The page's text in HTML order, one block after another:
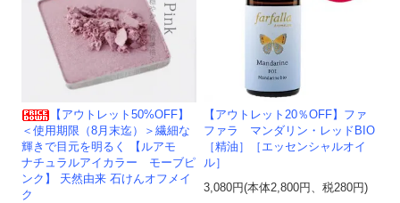
【アウトレット50%OFF】
＜使用期限（8月末迄）＞繊細な
輝きで目元を明るく 【ルアモ
ナチュラルアイカラー モーブピ
ンク】 天然由来 石けんオフメイ
ク
【アウトレット20％OFF】ファ
ファラ マンダリン・レッドBIO
［精油］［エッセンシャルオイ
ル］
3,080円(本体2,800円、税280円)